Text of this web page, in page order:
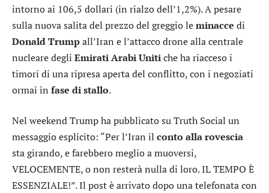
intorno ai 106,5 dollari (in rialzo dell’1,2%). A pesare
sulla nuova salita del prezzo del greggio leminacce di
Donald Trumpall’Iran e l’attacco drone alla centrale
nucleare degli Emirati Arabi Unitiche ha riacceso i
timori di una ripresa aperta del conflitto, con i negoziati
ormai in fase di stallo.
Nel weekend Trump ha pubblicato su Truth Social un
messaggio esplicito: “Per l’Iran il conto alla rovescia
sta girando, e farebbero meglio a muoversi,
VELOCEMENTE, o non resterà nulla di loro. IL TEMPO È
ESSENZIALE!”. Il post è arrivato dopo una telefonata con